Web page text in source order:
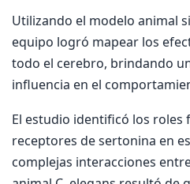
Utilizando el modelo animal
equipo logró mapear los
todo el cerebro, brindando
influencia en el
El estudio identificó los roles
receptores de sertonina en
complejas interacciones